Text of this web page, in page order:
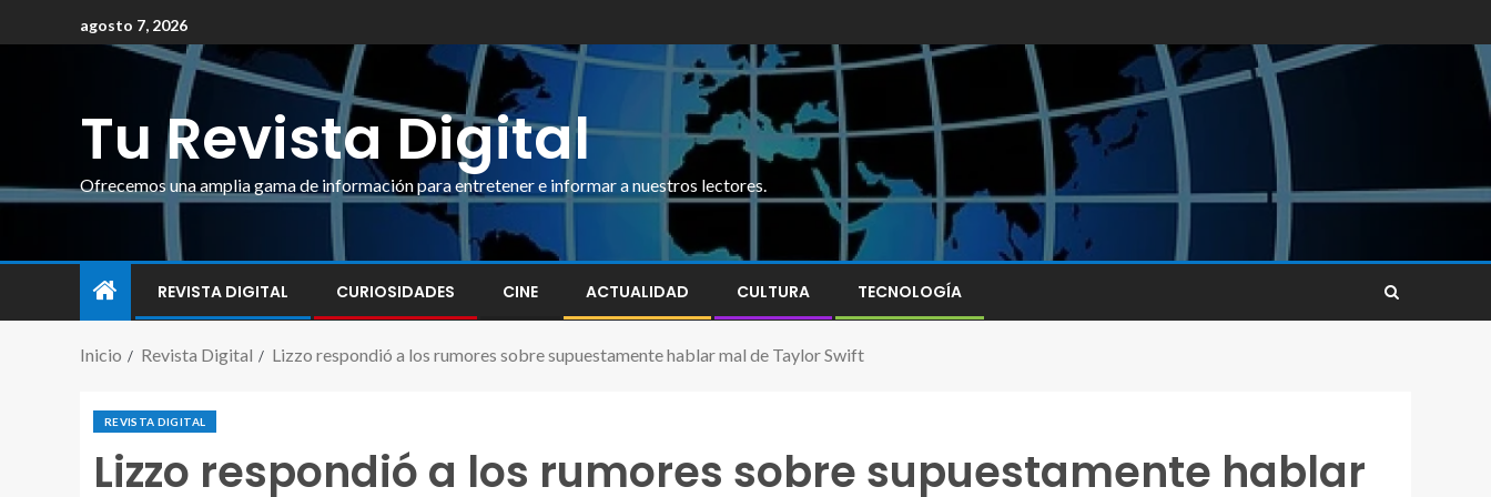
agosto 7, 2026
Tu Revista Digital
Ofrecemos una amplia gama de información para entretener e informar a nuestros lectores.
REVISTA DIGITAL CURIOSIDADES CINE ACTUALIDAD CULTURA TECNOLOGÍA
Inicio Revista Digital Lizzo respondió a los rumores sobre supuestamente hablar mal de Taylor Swift
REVISTA DIGITAL
Lizzo respondió a los rumores sobre supuestamente hablar